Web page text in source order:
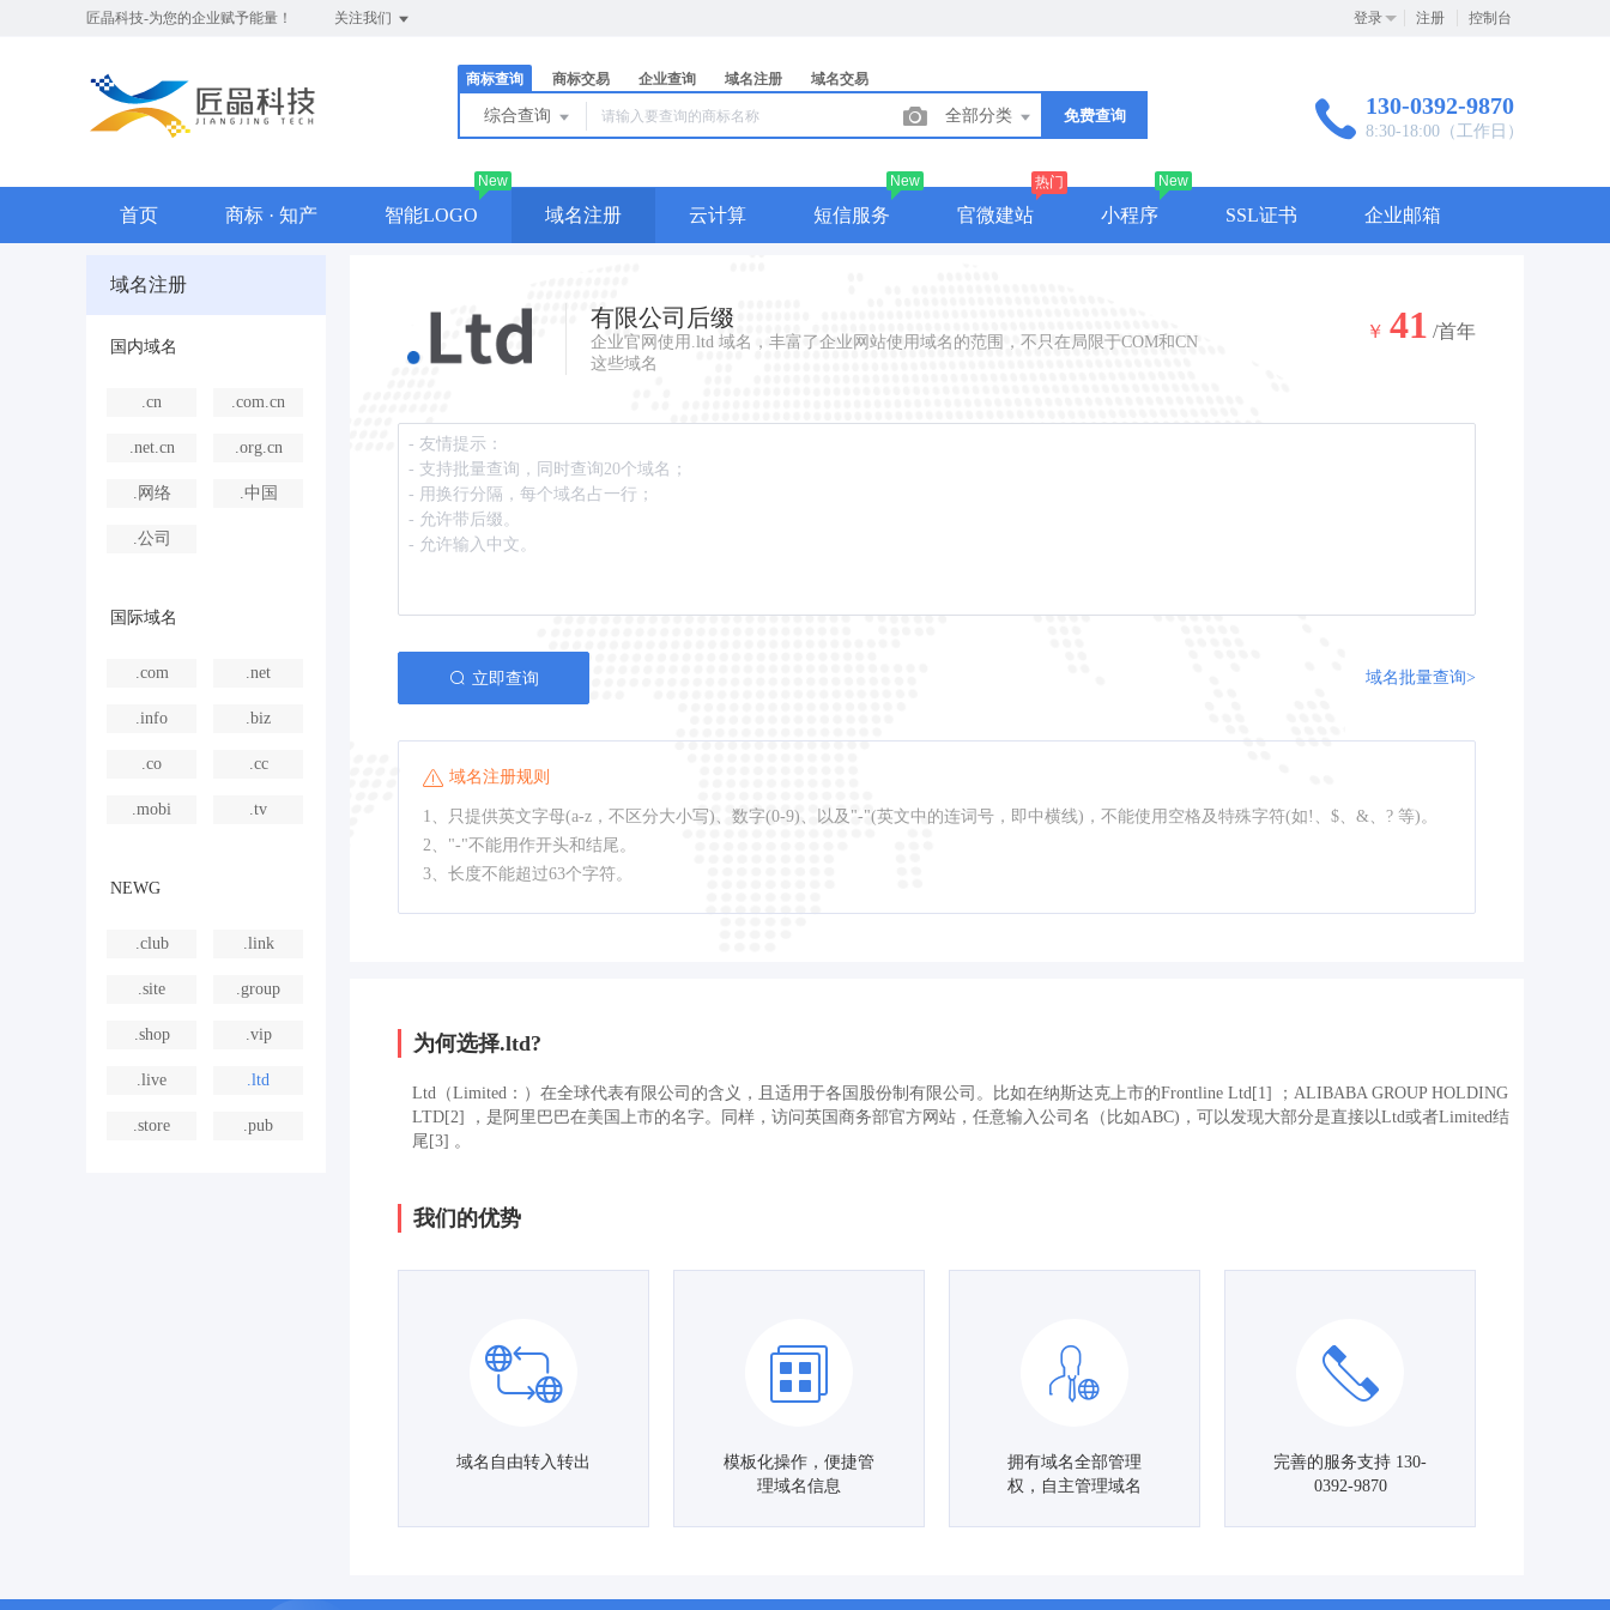
匠晶科技-为您的企业赋予能量！ 关注我们 登录 注册 控制台
商标查询 商标交易 企业查询 域名注册 域名交易
综合查询 全部分类 免费查询 130-0392-9870
8:30-18:00（工作日）
首页 商标 · 知产 智能LOGO
New
域名注册 云计算 短信服务
New
官微建站
热门
小程序
New
SSL证书 企业邮箱
域名注册
国内域名
.cn .com.cn
.net.cn .org.cn
.网络 .中国
.公司
国际域名
.com .net
.info .biz
.co .cc
.mobi .tv
NEWG
.club .link
.site .group
.shop .vip
.live .ltd
.store .pub
有限公司后缀
企业官网使用.ltd 域名，丰富了企业网站使用域名的范围，不只在局限于COM和CN
这些域名
￥ 41 /首年
立即查询 域名批量查询>
域名注册规则
1、只提供英文字母(a-z，不区分大小写)、数字(0-9)、以及"-"(英文中的连词号，即中横线)，不能使用空格及特殊字符(如!、$、&、? 等)。
2、"-"不能用作开头和结尾。
3、长度不能超过63个字符。
为何选择.ltd?
Ltd（Limited：）在全球代表有限公司的含义，且适用于各国股份制有限公司。比如在纳斯达克上市的Frontline Ltd[1] ；ALIBABA GROUP HOLDING
LTD[2] ，是阿里巴巴在美国上市的名字。同样，访问英国商务部官方网站，任意输入公司名（比如ABC)，可以发现大部分是直接以Ltd或者Limited结
尾[3] 。
我们的优势
域名自由转入转出
模板化操作，便捷管
理域名信息
拥有域名全部管理
权，自主管理域名
完善的服务支持 130-
0392-9870